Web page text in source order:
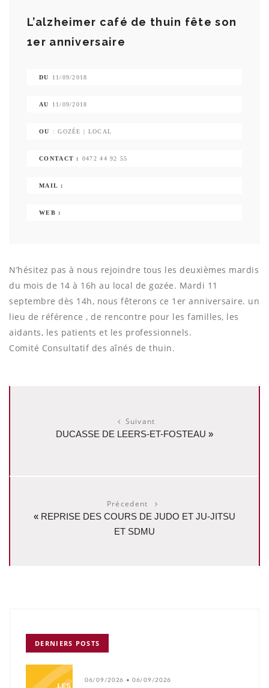
L’alzheimer café de thuin fête son
1er anniversaire
DU 11/09/2018
AU 11/09/2018
OU : GOZÉE | LOCAL
CONTACT : 0472 44 92 55
MAIL :
WEB :
N’hésitez pas à nous rejoindre tous les deuxièmes mardis
du mois de 14 à 16h au local de gozée. Mardi 11
septembre dès 14h, nous fêterons ce 1er anniversaire. un
lieu de référence , de rencontre pour les familles, les
aidants, les patients et les professionnels.
Comité Consultatif des aînés de thuin.
Suivant
DUCASSE DE LEERS-ET-FOSTEAU »
Précedent
« REPRISE DES COURS DE JUDO ET JU-JITSU
ET SDMU
DERNIERS POSTS
06/09/2026 • 06/09/2026